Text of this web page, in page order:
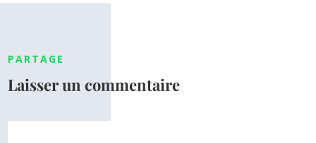
PARTAGE
Laisser un commentaire